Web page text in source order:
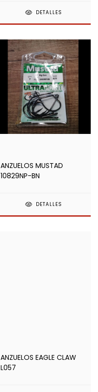
DETALLES
ANZUELOS MUSTAD
10829NP-BN
DETALLES
ANZUELOS EAGLE CLAW
L057